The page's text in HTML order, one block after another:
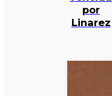
por
Linarez